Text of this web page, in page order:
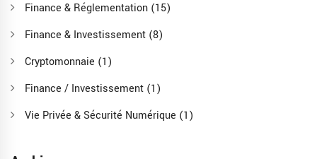
Finance & Réglementation (15)
Finance & Investissement (8)
Cryptomonnaie (1)
Finance / Investissement (1)
Vie Privée & Sécurité Numérique (1)